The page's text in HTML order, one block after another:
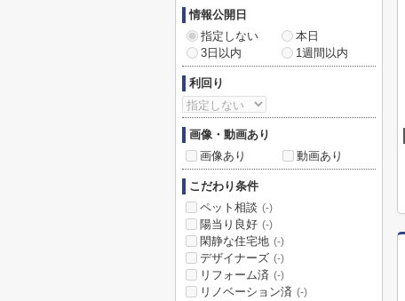
情報公開日
指定しない
本日
3日以内
1週間以内
利回り
画像・動画あり
画像あり
動画あり
こだわり条件
ペット相談 (-)
陽当り良好 (-)
閑静な住宅地 (-)
デザイナーズ (-)
リフォーム済 (-)
リノベーション済 (-)